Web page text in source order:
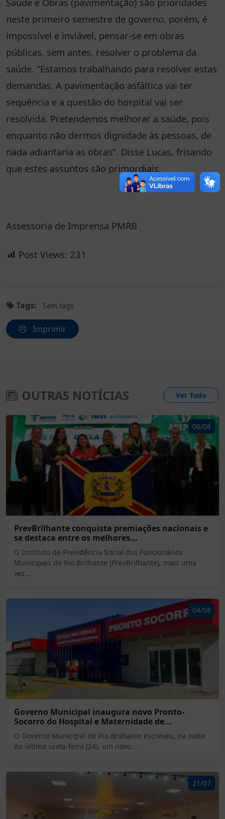
neste primeiro semestre de governo, porém, é
impossível e inviável, pensar-se em obras
públicas, sem antes, resolver o problema da
saúde. “Estamos trabalhando para resolver estas
demandas. A pavimentação asfáltica vai ter
sequência e a questão do hospital vai ser
resolvida. Pretendemos melhorar a saúde, pois
enquanto não dermos dignidade às pessoas, de
nada adiantaria as obras”. Disse Lucas, frisando
que estes assuntos são primordiais.
Assessoria de Imprensa PMRB
Post Views: 231
Tags: Sem tags
Imprimir
OUTRAS NOTÍCIAS Ver Tudo
06/08
PrevBrilhante conquista premiações nacionais e
se destaca entre os melhores...
O Instituto de Previdência Social dos Funcionários
Municipais de Rio Brilhante (PrevBrilhante), mais uma
vez...
04/08
Governo Municipal inaugura novo Pronto-
Socorro do Hospital e Maternidade de...
O Governo Municipal de Rio Brilhante escreveu, na noite
da última sexta-feira (24), um novo...
21/07